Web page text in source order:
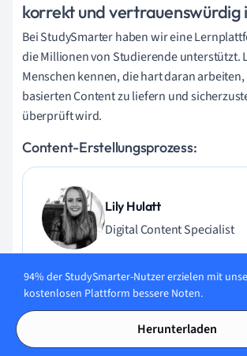
korrekt und vertrauenswürdig
Bei StudySmarter haben wir eine
die Millionen von Studierende unterstützt.
Menschen kennen, die hart daran arbeiten,
basierten Content zu liefern und
überprüft wird.
Content-Erstellungsprozess:
Lily Hulatt
Digital Content Specialist
Jahren Erfahrung in Content-Strategie und
Design. Sie hat 2022 ihren Doktortitel in
an der Durham University erhalten, dort auch
Fachbereich Englische Studien unterrichtet
94% der StudySmarter-Nutzer erzielen mit
kostenlosen Plattform bessere Noten.
Herunterladen